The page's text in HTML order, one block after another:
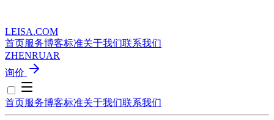
LEISA.COM
首页服务博客标准关于我们联系我们
ZHENRUAR
询价
首页服务博客标准关于我们联系我们